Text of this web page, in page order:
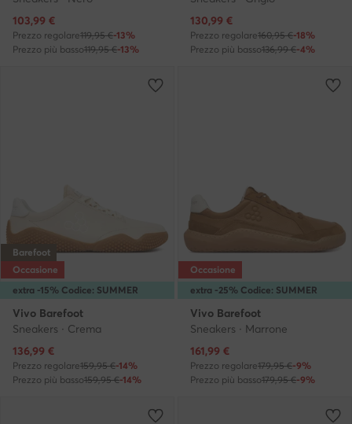
Prezzo attuale
103,99 €
Prezzo regolare119,95 €-13%
Prezzo più basso119,95 €-13%
Prezzo attuale
130,99 €
Prezzo regolare160,95 €-18%
Prezzo più basso136,99 €-4%
extra -15% Codice: SUMMER
Barefoot
Occasione
Vivo Barefoot
Sneakers · Crema
Prezzo attuale
136,99 €
Prezzo regolare159,95 €-14%
Prezzo più basso159,95 €-14%
extra -25% Codice: SUMMER
Occasione
Vivo Barefoot
Sneakers · Marrone
Prezzo attuale
161,99 €
Prezzo regolare179,95 €-9%
Prezzo più basso179,95 €-9%